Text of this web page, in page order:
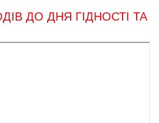
ДО ДНЯ ГІДНОСТІ ТА